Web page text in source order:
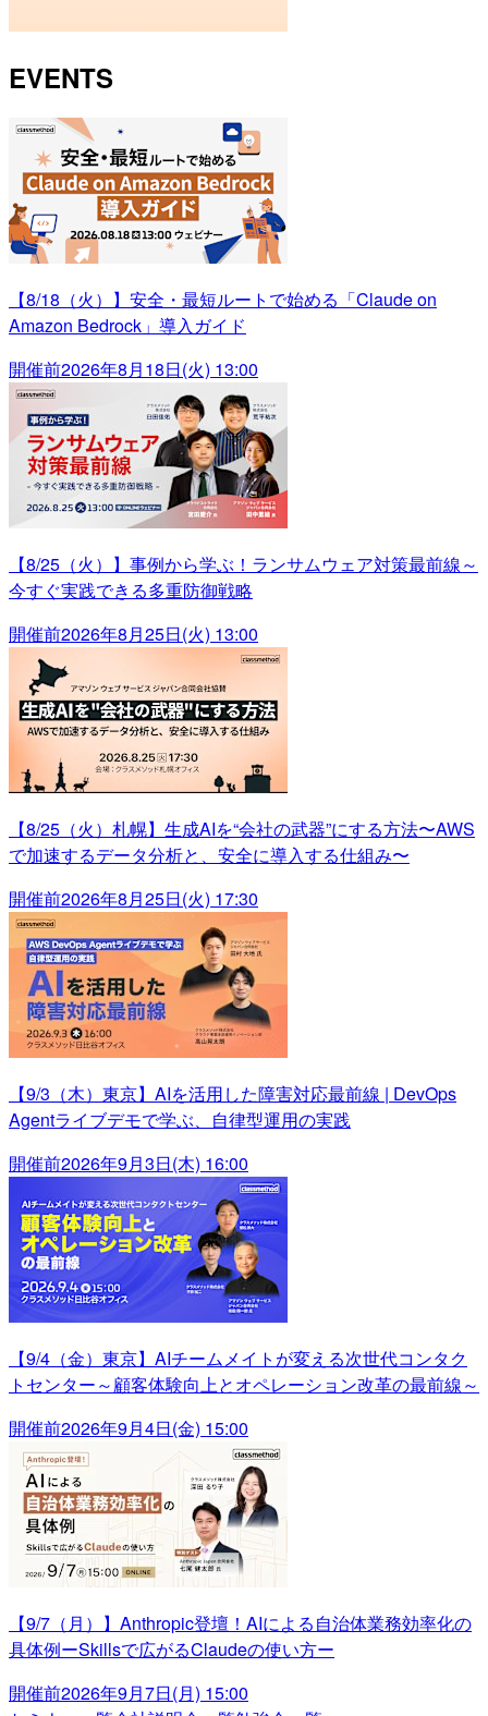
EVENTS
【8/18（火）】安全・最短ルートで始める「Claude on
Amazon Bedrock」導入ガイド
開催前2026年8月18日(火) 13:00
【8/25（火）】事例から学ぶ！ランサムウェア対策最前線～
今すぐ実践できる多重防御戦略
開催前2026年8月25日(火) 13:00
【8/25（火）札幌】生成AIを“会社の武器”にする方法〜AWS
で加速するデータ分析と、安全に導入する仕組み〜
開催前2026年8月25日(火) 17:30
【9/3（木）東京】AIを活用した障害対応最前線 | DevOps
Agentライブデモで学ぶ、自律型運用の実践
開催前2026年9月3日(木) 16:00
【9/4（金）東京】AIチームメイトが変える次世代コンタク
トセンター～顧客体験向上とオペレーション改革の最前線～
開催前2026年9月4日(金) 15:00
【9/7（月）】Anthropic登壇！AIによる自治体業務効率化の
具体例ーSkillsで広がるClaudeの使い方ー
開催前2026年9月7日(月) 15:00